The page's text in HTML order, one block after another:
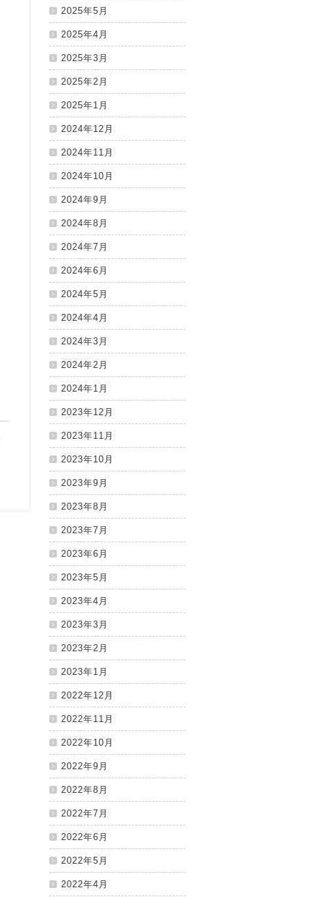
2025年5月
2025年4月
2025年3月
2025年2月
2025年1月
2024年12月
2024年11月
2024年10月
2024年9月
2024年8月
2024年7月
2024年6月
2024年5月
2024年4月
2024年3月
2024年2月
2024年1月
2023年12月
2023年11月
2023年10月
2023年9月
2023年8月
2023年7月
2023年6月
2023年5月
2023年4月
2023年3月
2023年2月
2023年1月
2022年12月
2022年11月
2022年10月
2022年9月
2022年8月
2022年7月
2022年6月
2022年5月
2022年4月